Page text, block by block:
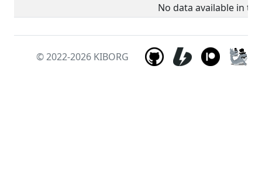
No data available in
© 2022-2026 KIBORG